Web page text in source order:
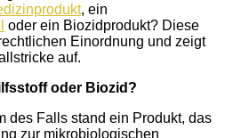
, ein
oder ein Biozidprodukt? Diese
Einordnung und zeigt
auf.
oder Biozid?
des Falls stand ein Produkt, das
zur mikrobiologischen